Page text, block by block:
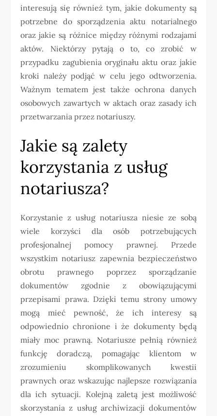
interesują się również tym, jakie dokumenty są
potrzebne do sporządzenia aktu notarialnego
oraz jakie są różnice między różnymi rodzajami
aktów. Niektórzy pytają o to, co zrobić w
przypadku zagubienia oryginału aktu oraz jakie
kroki należy podjąć w celu jego odtworzenia.
Ważnym tematem jest także ochrona danych
osobowych zawartych w aktach oraz zasady ich
przetwarzania przez notariuszy.
Jakie są zalety
korzystania z usług
notariusza?
Korzystanie z usług notariusza niesie ze sobą
wiele korzyści dla osób potrzebujących
profesjonalnej pomocy prawnej. Przede
wszystkim notariusz zapewnia bezpieczeństwo
obrotu prawnego poprzez sporządzanie
dokumentów zgodnie z obowiązującymi
przepisami prawa. Dzięki temu strony umowy
mogą mieć pewność, że ich interesy są
odpowiednio chronione i że dokumenty będą
miały moc prawną. Notariusze pełnią również
funkcję doradczą, pomagając klientom w
zrozumieniu skomplikowanych kwestii
prawnych oraz wskazując najlepsze rozwiązania
dla ich sytuacji. Kolejną zaletą jest możliwość
skorzystania z usług archiwizacji dokumentów